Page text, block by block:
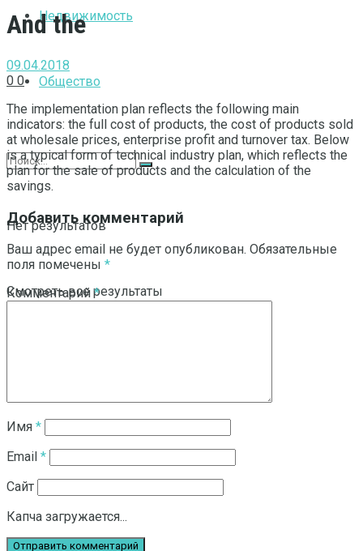
Недвижимость
Общество
Нет результатов
Смотреть все результаты
And the
09.04.2018
0 0
The implementation plan reflects the following main
indicators: the full cost of products, the cost of products sold
at wholesale prices, enterprise profit and turnover tax. Below
is a typical form of technical industry plan, which reflects the
plan for the sale of products and the calculation of the
savings.
Добавить комментарий
Ваш адрес email не будет опубликован. Обязательные
поля помечены *
Комментарий*
Имя *
Email *
Сайт
Капча загружается...